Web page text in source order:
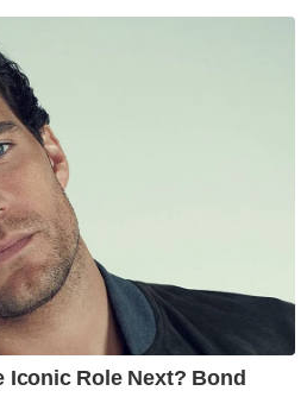
Iconic Role Next? Bond